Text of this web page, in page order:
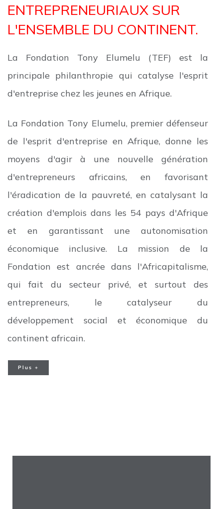
ENTREPRENEURIAUX SUR
L'ENSEMBLE DU CONTINENT.
La Fondation Tony Elumelu (TEF) est la
principale philanthropie qui catalyse l'esprit
d'entreprise chez les jeunes en Afrique.
La Fondation Tony Elumelu, premier défenseur
de l'esprit d'entreprise en Afrique, donne les
moyens d'agir à une nouvelle génération
d'entrepreneurs africains, en favorisant
l'éradication de la pauvreté, en catalysant la
création d'emplois dans les 54 pays d'Afrique
et en garantissant une autonomisation
économique inclusive. La mission de la
Fondation est ancrée dans l'Africapitalisme,
qui fait du secteur privé, et surtout des
entrepreneurs, le catalyseur du
développement social et économique du
continent africain.
Plus +